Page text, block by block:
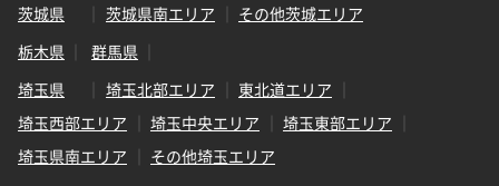
茨城県
茨城県南エリア
その他茨城エリア
栃木県
群馬県
埼玉県
埼玉北部エリア
東北道エリア
埼玉西部エリア
埼玉中央エリア
埼玉東部エリア
埼玉県南エリア
その他埼玉エリア